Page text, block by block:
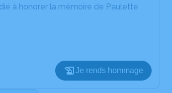
à honorer la mémoire de Paulette
Je rends hommage